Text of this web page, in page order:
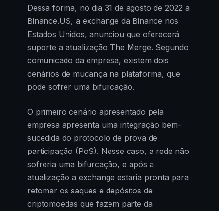
Dessa forma, no dia 31 de agosto de 2022 a
Binance.US, a exchange da Binance nos
Estados Unidos, anunciou que oferecerá
suporte a atualização The Merge. Segundo
comunicado da empresa, existem dois
cenários de mudança na plataforma, que
pode sofrer uma bifurcação.
O primeiro cenário apresentado pela
empresa apresenta uma integração bem-
sucedida do protocolo de prova de
participação (PoS). Nesse caso, a rede não
sofreria uma bifurcação, e após a
atualização a exchange estaria pronta para
retomar os saques e depósitos de
criptomoedas que fazem parte da